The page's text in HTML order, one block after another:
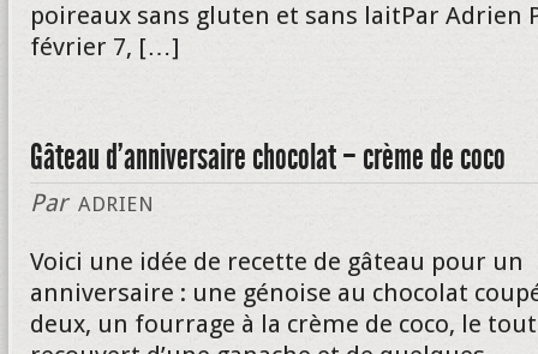
poireaux sans gluten et sans laitPar Adrien
février 7, […]
Gâteau d’anniversaire chocolat – crème de coco
Par ADRIEN
Voici une idée de recette de gâteau pour un
anniversaire : une génoise au chocolat
deux, un fourrage à la crème de coco, le tout